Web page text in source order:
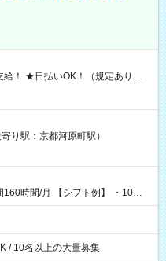
事後はコンビニATMから 日払
り駅：京都河原町駅）
フト例】 ・10：
/ 10名以上の大量募集